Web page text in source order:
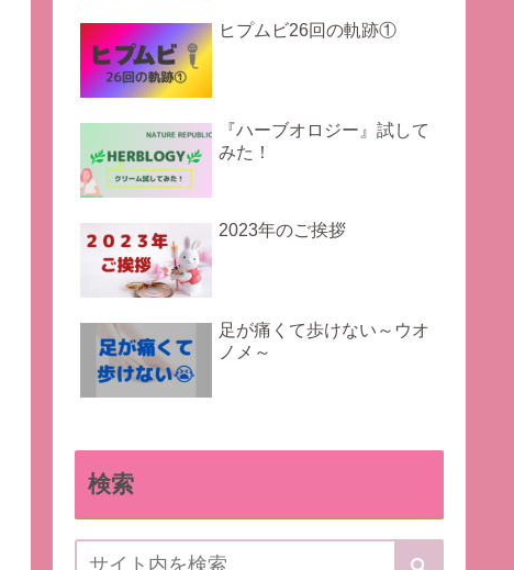
ヒプムビ26回の軌跡①
『ハーブオロジー』試して
みた！
2023年のご挨拶
足が痛くて歩けない～ウオ
ノメ～
検索